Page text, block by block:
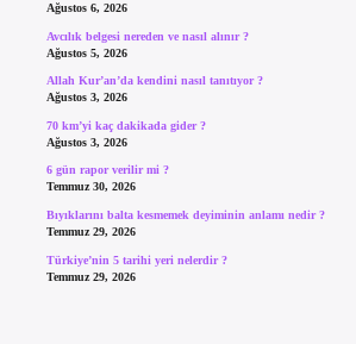
Ağustos 6, 2026
Avcılık belgesi nereden ve nasıl alınır ?
Ağustos 5, 2026
Allah Kur’an’da kendini nasıl tanıtıyor ?
Ağustos 3, 2026
70 km’yi kaç dakikada gider ?
Ağustos 3, 2026
6 gün rapor verilir mi ?
Temmuz 30, 2026
Bıyıklarını balta kesmemek deyiminin anlamı nedir ?
Temmuz 29, 2026
Türkiye’nin 5 tarihi yeri nelerdir ?
Temmuz 29, 2026